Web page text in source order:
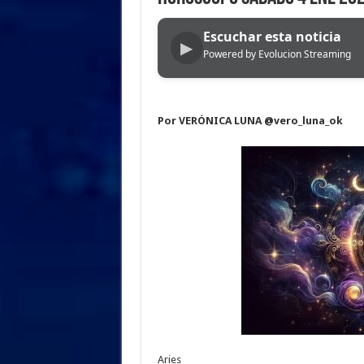
▶
Escuchar esta noticia
Powered by Evolucion Streaming
Por VERÓNICA LUNA @vero_luna_ok
Aries